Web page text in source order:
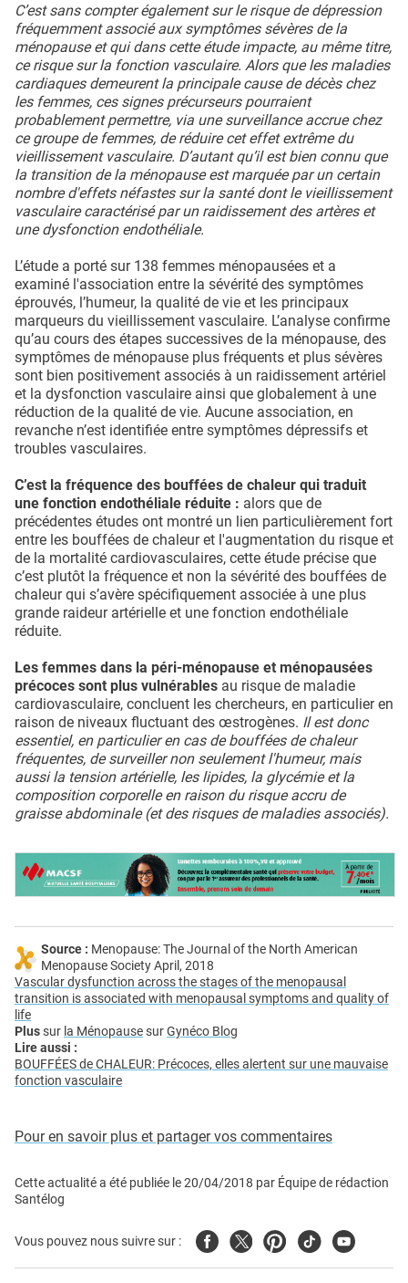
C’est sans compter également sur le risque de dépression
fréquemment associé aux symptômes sévères de la
ménopause et qui dans cette étude impacte, au même titre,
ce risque sur la fonction vasculaire. Alors que les maladies
cardiaques demeurent la principale cause de décès chez
les femmes, ces signes précurseurs pourraient
probablement permettre, via une surveillance accrue chez
ce groupe de femmes, de réduire cet effet extrême du
vieillissement vasculaire. D’autant qu’il est bien connu que
la transition de la ménopause est marquée par un certain
nombre d'effets néfastes sur la santé dont le vieillissement
vasculaire caractérisé par un raidissement des artères et
une dysfonction endothéliale.
L’étude a porté sur 138 femmes ménopausées et a
examiné l'association entre la sévérité des symptômes
éprouvés, l’humeur, la qualité de vie et les principaux
marqueurs du vieillissement vasculaire. L’analyse confirme
qu’au cours des étapes successives de la ménopause, des
symptômes de ménopause plus fréquents et plus sévères
sont bien positivement associés à un raidissement artériel
et la dysfonction vasculaire ainsi que globalement à une
réduction de la qualité de vie. Aucune association, en
revanche n’est identifiée entre symptômes dépressifs et
troubles vasculaires.
C’est la fréquence des bouffées de chaleur qui traduit
une fonction endothéliale réduite : alors que de
précédentes études ont montré un lien particulièrement fort
entre les bouffées de chaleur et l'augmentation du risque et
de la mortalité cardiovasculaires, cette étude précise que
c’est plutôt la fréquence et non la sévérité des bouffées de
chaleur qui s’avère spécifiquement associée à une plus
grande raideur artérielle et une fonction endothéliale
réduite.
Les femmes dans la péri-ménopause et ménopausées
précoces sont plus vulnérables au risque de maladie
cardiovasculaire, concluent les chercheurs, en particulier en
raison de niveaux fluctuant des œstrogènes. Il est donc
essentiel, en particulier en cas de bouffées de chaleur
fréquentes, de surveiller non seulement l'humeur, mais
aussi la tension artérielle, les lipides, la glycémie et la
composition corporelle en raison du risque accru de
graisse abdominale (et des risques de maladies associés).
Source : Menopause: The Journal of the North American
Menopause Society April, 2018
Vascular dysfunction across the stages of the menopausal
transition is associated with menopausal symptoms and quality of
life
Plussur la MénopausesurGynéco Blog
Lire aussi :
BOUFFÉES de CHALEUR: Précoces, elles alertent sur une mauvaise
fonction vasculaire
Pour en savoir plus et partager vos commentaires
Cette actualité a été publiée le20/04/2018 par Équipe de rédaction
Santélog
Vous pouvez nous suivre sur : FacebookTwitterPinterest
TiktokYoutube